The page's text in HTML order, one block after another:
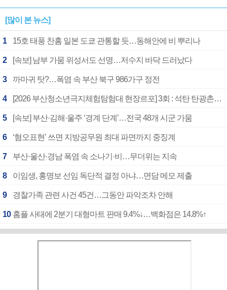
[많이 본 뉴스]
1 15호 태풍 찬홈 일본 도쿄 관통할 듯…동해안에 비 뿌리나
2 [속보] 남부 가뭄 위성서도 선명…저수지 바닥 드러났다
3 까마귀 탓?…폭염 속 부산 북구 986가구 정전
4 [2026 부산청소년극지체험탐험대 현장르포] 3회 : 석탄 탄광촌에서 북극 연구의 중심지로
5 [속보] 부산·김해·울주 ‘경계 단계’…전국 48개 시군 가뭄
6 ‘혐오표현’ 쓰면 지방공무원 최대 파면까지 중징계
7 부산·울산·경남 폭염 속 소나기·비…무더위는 지속
8 이임생, 홍명보 선임 독단적 결정 아냐…면담 메모 제출
9 경찰가족 관련 사건 45건…그동안 파악조차 안해
10 홈플 사태에 2분기 대형마트 판매 9.4%↓…백화점은 14.8%↑